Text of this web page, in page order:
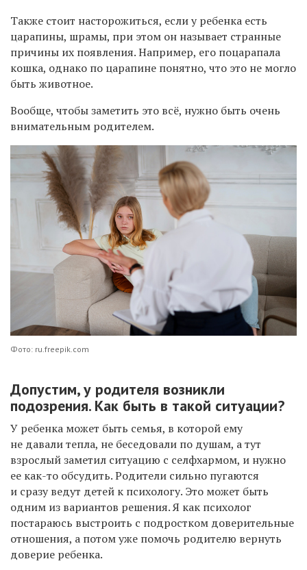
Также стоит насторожиться, если у ребенка есть
царапины, шрамы, при этом он называет странные
причины их появления. Например, его поцарапала
кошка, однако по царапине понятно, что это не могло
быть животное.
Вообще, чтобы заметить это всё, нужно быть очень
внимательным родителем.
Фото: ru.freepik.com
Допустим, у родителя возникли
подозрения. Как быть в такой ситуации?
У ребенка может быть семья, в которой ему
не давали тепла, не беседовали по душам, а тут
взрослый заметил ситуацию с селфхармом, и нужно
ее как-то обсудить. Родители сильно пугаются
и сразу ведут детей к психологу. Это может быть
одним из вариантов решения. Я как психолог
постараюсь выстроить с подростком доверительные
отношения, а потом уже помочь родителю вернуть
доверие ребенка.